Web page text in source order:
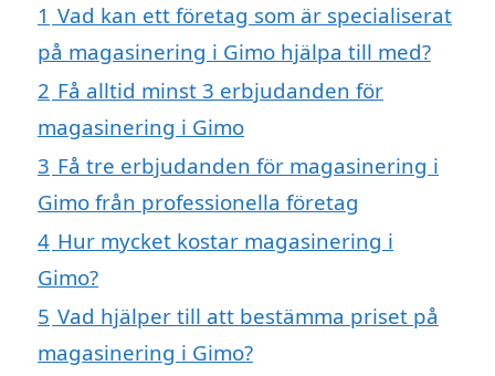
1 Vad kan ett företag som är specialiserat
på magasinering i Gimo hjälpa till med?
2 Få alltid minst 3 erbjudanden för
magasinering i Gimo
3 Få tre erbjudanden för magasinering i
Gimo från professionella företag
4 Hur mycket kostar magasinering i
Gimo?
5 Vad hjälper till att bestämma priset på
magasinering i Gimo?